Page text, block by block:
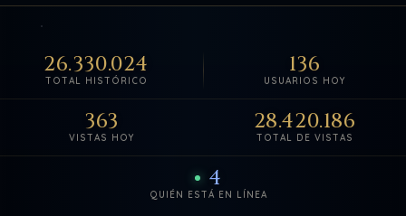
TOTAL HISTÓRICO
26.330.024
USUARIOS HOY
136
VISTAS HOY
363
TOTAL DE VISTAS
28.420.186
QUIÉN ESTÁ EN LÍNEA
4